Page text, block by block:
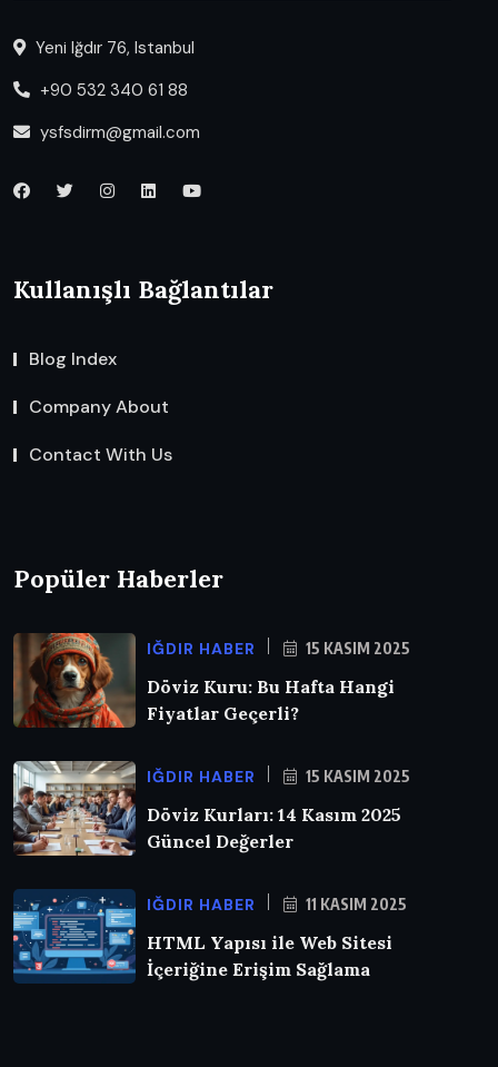
Yeni Iğdır 76, Istanbul
+90 532 340 61 88
ysfsdirm@gmail.com
Kullanışlı Bağlantılar
Blog Index
Company About
Contact With Us
Popüler Haberler
IĞDIR HABER 15 KASIM 2025
Döviz Kuru: Bu Hafta Hangi
Fiyatlar Geçerli?
IĞDIR HABER 15 KASIM 2025
Döviz Kurları: 14 Kasım 2025
Güncel Değerler
IĞDIR HABER 11 KASIM 2025
HTML Yapısı ile Web Sitesi
İçeriğine Erişim Sağlama